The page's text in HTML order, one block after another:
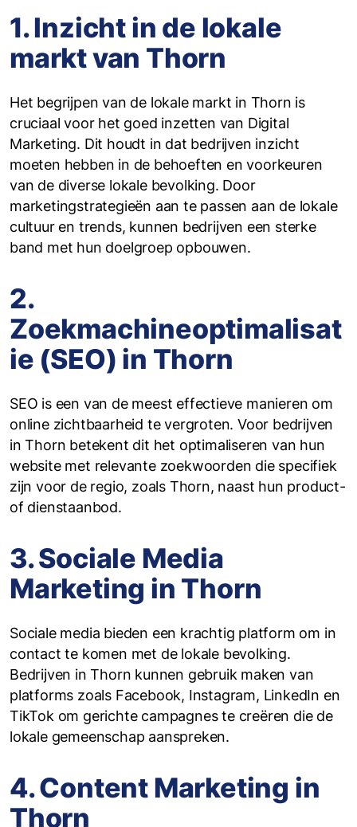
1. Inzicht in de lokale
markt van Thorn
Het begrijpen van de lokale markt in Thorn is
cruciaal voor het goed inzetten van Digital
Marketing. Dit houdt in dat bedrijven inzicht
moeten hebben in de behoeften en voorkeuren
van de diverse lokale bevolking. Door
marketingstrategieën aan te passen aan de lokale
cultuur en trends, kunnen bedrijven een sterke
band met hun doelgroep opbouwen.
2.
Zoekmachineoptimalisat
ie (SEO) in Thorn
SEO is een van de meest effectieve manieren om
online zichtbaarheid te vergroten. Voor bedrijven
in Thorn betekent dit het optimaliseren van hun
website met relevante zoekwoorden die specifiek
zijn voor de regio, zoals Thorn, naast hun product-
of dienstaanbod.
3. Sociale Media
Marketing in Thorn
Sociale media bieden een krachtig platform om in
contact te komen met de lokale bevolking.
Bedrijven in Thorn kunnen gebruik maken van
platforms zoals Facebook, Instagram, LinkedIn en
TikTok om gerichte campagnes te creëren die de
lokale gemeenschap aanspreken.
4. Content Marketing in
Thorn